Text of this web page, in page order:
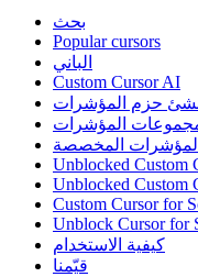
بحث
Popular cursors
الباني
Custom Cursor AI
حزم المؤشرات
المؤشرات
المخصصة
Unblocked Custom
Unblocked Custom
Custom Cursor for
Unblock Cursor for
كيفية الاستخدام
قيّمنا